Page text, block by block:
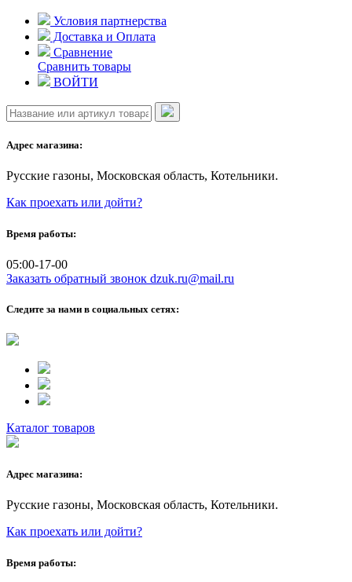
Skip
content
Условия партнерства
Доставка и Оплата
Сравнение
Сравнить товары
ВОЙТИ
Адрес магазина:
Русские газоны, Московская область, Котельники.
Как проехать или дойти?
Время работы:
05:00-17-00
Заказать обратный звонок dzuk.ru@mail.ru
Следите за нами в социальных сетях:
Каталог товаров
Адрес магазина:
Русские газоны, Московская область, Котельники.
Как проехать или дойти?
Время работы: